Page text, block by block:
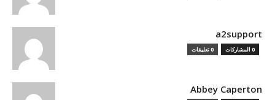
a2support
0 المشاركات 0 تعليقات
Abbey Caperton